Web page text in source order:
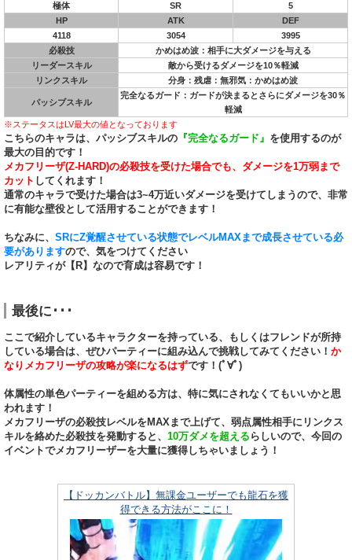
極体
SR
5
HP
ATK
DEF
4118
3054
3995
必殺技
かめはめ波：相手に大ダメージを与える
リーダースキル
敵から受けるダメージを10％軽減
リンクスキル
分身：残虐：無邪気：かめはめ波
パッシブスキル
完全なるガード：ガードが決まるとさらにダメージを30％
軽減
※ステータスはLV最大の値となっております
こちらのキャラは、パッシブスキルの 『完全なるガード』 を使用するのが
最大の目的です！
メカフリーザ(Z-HARD)の必殺技を受けた場合でも、ダメージを1万弱まで
カット してくれます！
通常のキャラで受けた場合は3~4万近いダメージを受けてしまうので、非常
に有能な壁役として活用することができます！
ちなみに、 SRにZ覚醒させている状態でレベルMAXまで成長させている必
要がありますので、気をつけてください
レアリティが【R】なので育成は容易です！
最後に･･･
ここで紹介しているキャラクターを持っている、もしくはフレンドが所持
している場合は、ぜひパーティーに組み込んで挑戦してみてください！ か
なりメカフリーザの攻略が楽になるはずです！(ﾟ∀ﾟ)
体属性の単色パーティーを組める方は、特に気にされなくてもいいかと思
われます！
メカフリーザの必殺技レベルをMAXまで上げて、弱点属性相手にリンクス
キルを絡めた必殺技を発動すると、 10万ダメを超える らしいので、今回の
イベントでメカフリーザーを大量に獲得しちゃいましょう！
【ドッカンバトル】無課金ユーザーでも龍石を獲
得できる方法がここに！